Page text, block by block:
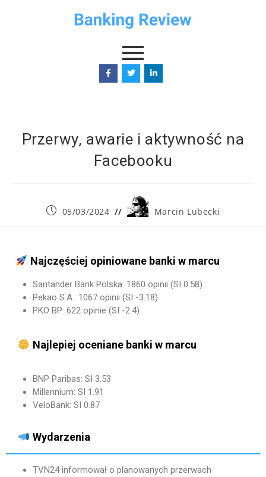
Przerwy, awarie i aktywność na
Facebooku
05/03/2024 Marcin Lubecki
Najczęściej opiniowane banki w marcu
Santander Bank Polska: 1860 opinii (SI 0.58)
Pekao S.A.: 1067 opinii (SI -3.18)
PKO BP: 622 opinie (SI -2.4)
Najlepiej oceniane banki w marcu
BNP Paribas: SI 3.53
Millennium: SI 1.91
VeloBank: SI 0.87
Wydarzenia
TVN24 informował o planowanych przerwach